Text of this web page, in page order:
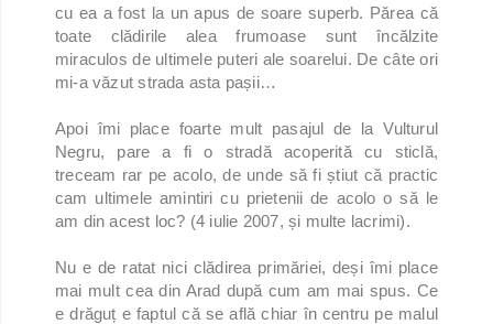
cu ea a fost la un apus de soare superb. Părea că
toate clădirile alea frumoase sunt încălzite
miraculos de ultimele puteri ale soarelui. De câte ori
mi-a văzut strada asta pașii…
Apoi îmi place foarte mult pasajul de la Vulturul
Negru, pare a fi o stradă acoperită cu sticlă,
treceam rar pe acolo, de unde să fi știut că practic
cam ultimele amintiri cu prietenii de acolo o să le
am din acest loc? (4 iulie 2007, și multe lacrimi).
Nu e de ratat nici clădirea primăriei, deși îmi place
mai mult cea din Arad după cum am mai spus. Ce
e drăguț e faptul că se află chiar în centru pe malul